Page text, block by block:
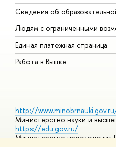
Сведения об
Людям с ограниченными
Единая платежная страница
Работа в Вышке
http://
Министерство науки и
https://edu.gov.ru/
Министерство просвещения